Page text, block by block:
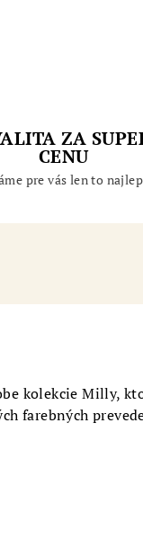
ZA
CENU
pre vás len to
kolekcie Milly,
farebných